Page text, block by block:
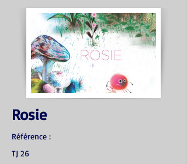
Rosie
Référence :
TJ 26